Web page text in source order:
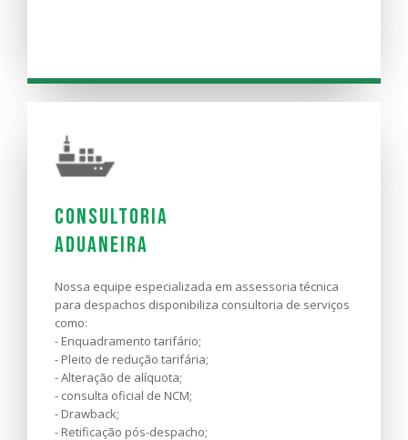
Transporte
Rodoviário
Nas estradas, nos apoiamos em nossa experiência
planejadas. Com diversas certificações de excelência
nos processos operacionais, garantimos um serviço
de qualidade durante todo o percurso da entrega.
SAIBA MAIS
Consultoria
Aduaneira
Nossa equipe especializada em assessoria técnica
para despachos disponibiliza consultoria de serviços
como:
- Enquadramento tarifário;
- Pleito de redução tarifária;
- Alteração de alíquota;
- consulta oficial de NCM;
- Drawback;
- Retificação pós-despacho;